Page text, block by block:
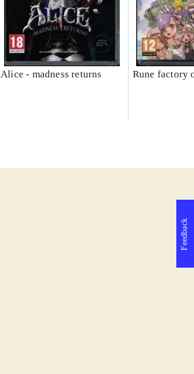
Alice - madness returns Rune factory
Feedback